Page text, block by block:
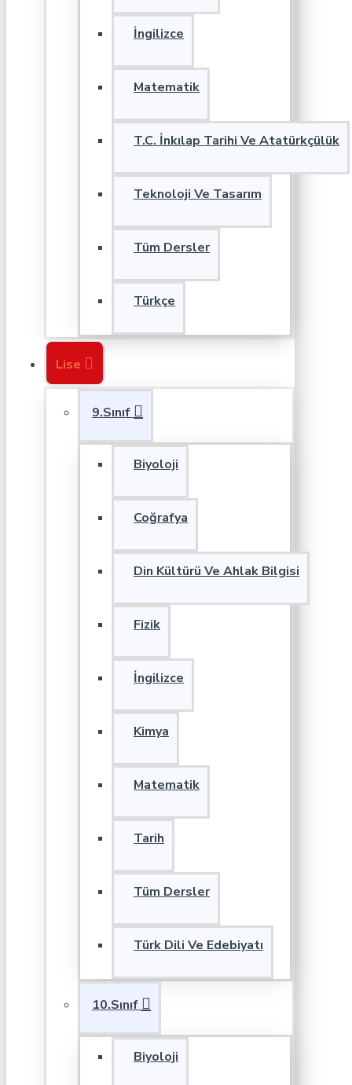
İngilizce
Matematik
T.C. İnkılap Tarihi Ve Atatürkçülük
Teknoloji Ve Tasarım
Tüm Dersler
Türkçe
Lise
9.Sınıf
Biyoloji
Coğrafya
Din Kültürü Ve Ahlak Bilgisi
Fizik
İngilizce
Kimya
Matematik
Tarih
Tüm Dersler
Türk Dili Ve Edebiyatı
10.Sınıf
Biyoloji